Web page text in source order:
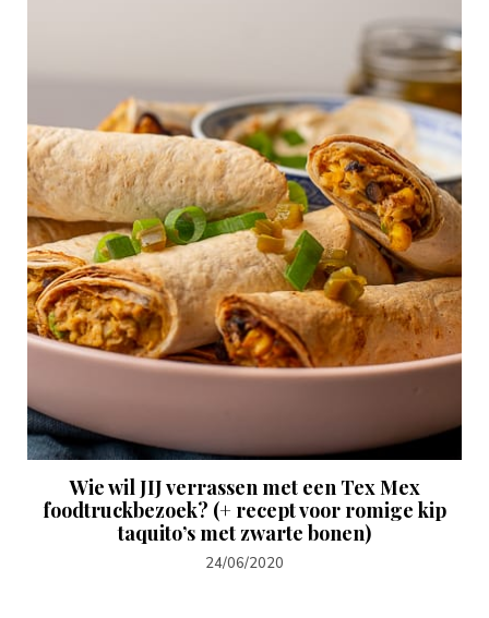
Wie wil JIJ verrassen met een Tex Mex
foodtruckbezoek? (+ recept voor romige kip
taquito’s met zwarte bonen)
24/06/2020